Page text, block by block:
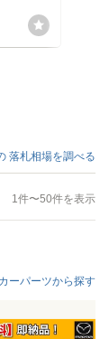
落札相場を調べる
1件〜50件を表示
ーパーツから探す